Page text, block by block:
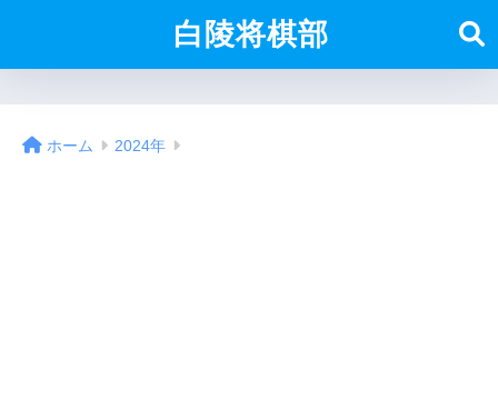
白陵将棋部
ホーム 2024年